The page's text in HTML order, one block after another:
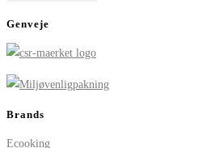
Genveje
Brands
Ecooking